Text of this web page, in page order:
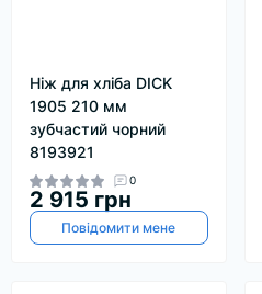
Ніж для хліба DICK
1905 210 мм
зубчастий чорний
8193921
0
2 915 грн
Повідомити мене